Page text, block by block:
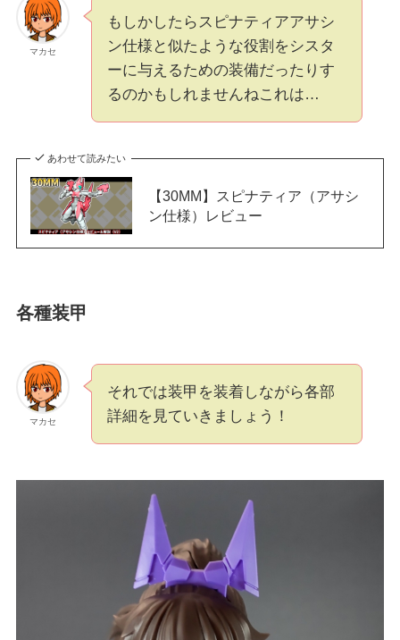
マカセ
もしかしたらスピナティアアサシ
ン仕様と似たような役割をシスタ
ーに与えるための装備だったりす
るのかもしれませんねこれは…
あわせて読みたい
【30MM】スピナティア（アサシ
ン仕様）レビュー
各種装甲
マカセ
それでは装甲を装着しながら各部
詳細を見ていきましょう！